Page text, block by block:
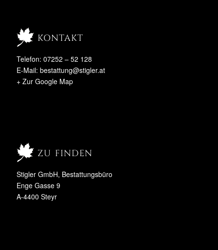
kontakt
Telefon: 07252 – 52 128
E-Mail: bestattung@stigler.at
+ Zur Google Map
zu finden
Stigler GmbH, Bestattungsbüro
Enge Gasse 9
A-4400 Steyr